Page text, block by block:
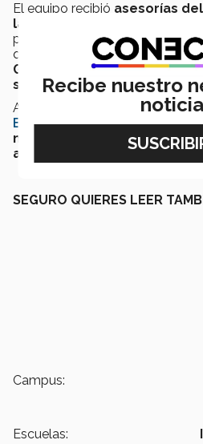
El equipo recibió asesorías
la Mtra. Karla Coyote y el Dr.
profesores de la escuela de
quienes se unió elDr. Yirod
General de Atlacomulco
soporte médico.
Actualmente
están
Brain Méxicoy buscanun
mejores proyectos para
aceleración.
SEGURO QUIERES LEER
Campus:
Escuelas:
Recibe nuestro